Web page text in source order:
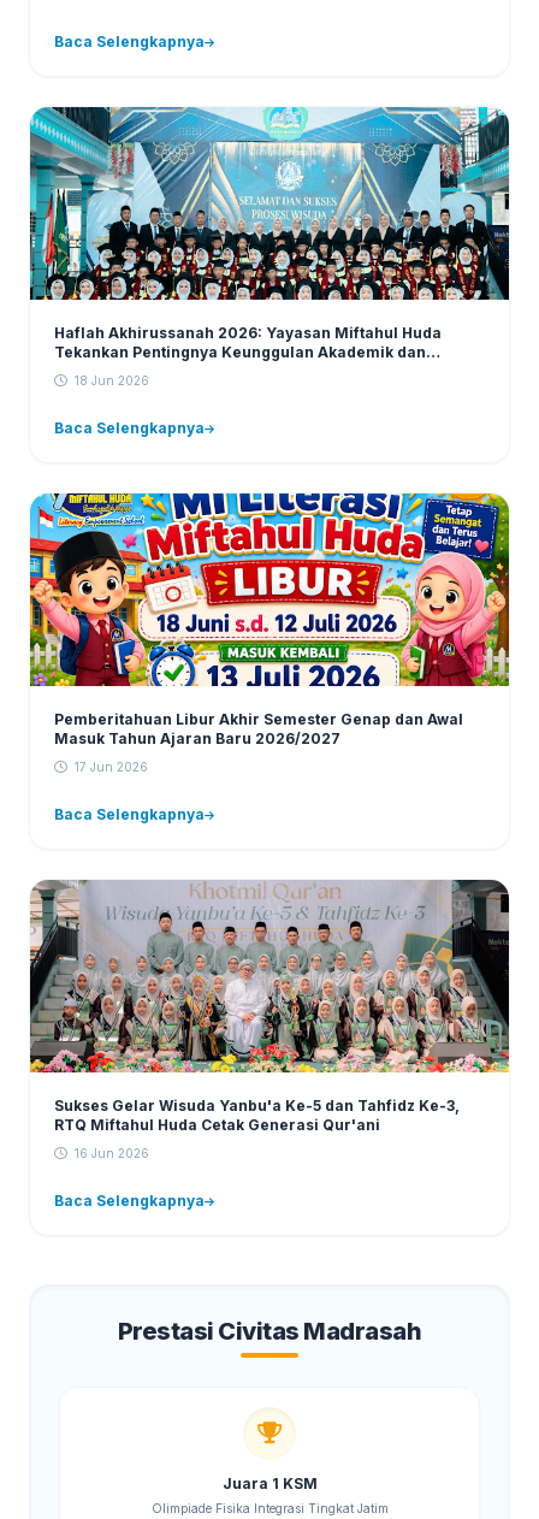
Baca Selengkapnya
Haflah Akhirussanah 2026: Yayasan Miftahul Huda
Tekankan Pentingnya Keunggulan Akademik dan
Karakter
18 Jun 2026
Baca Selengkapnya
Pemberitahuan Libur Akhir Semester Genap dan Awal
Masuk Tahun Ajaran Baru 2026/2027
17 Jun 2026
Baca Selengkapnya
Sukses Gelar Wisuda Yanbu'a Ke-5 dan Tahfidz Ke-3,
RTQ Miftahul Huda Cetak Generasi Qur'ani
16 Jun 2026
Baca Selengkapnya
Prestasi Civitas Madrasah
Juara 1 KSM
Olimpiade Fisika Integrasi Tingkat Jatim